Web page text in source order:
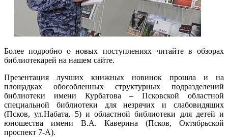
Более подробно о новых поступлениях читайте в обзорах
библиотекарей на нашем сайте.
Презентация лучших книжных новинок прошла и на
площадках обособленных структурных подразделений
библиотеки имени Курбатова – Псковской областной
специальной библиотеки для незрячих и слабовидящих
(Псков, ул.Набата, 5) и областной библиотеки для детей и
юношества имени В.А. Каверина (Псков, Октябрьской
проспект 7-А).